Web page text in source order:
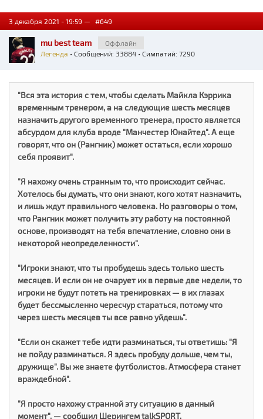
3 декабря 2021 - 19:59 — #649
mu best team
Оффлайн
Легенда • Сообщений: 33884 • Симпатий: 7290
"Вся эта история с тем, чтобы сделать Майкла Кэррика
временным тренером, а на следующие шесть месяцев
назначить другого временного тренера, просто является
абсурдом для клуба вроде "Манчестер Юнайтед". А еще
говорят, что он (Рангник) может остаться, если хорошо
себя проявит".
"Я нахожу очень странным то, что происходит сейчас.
Хотелось бы думать, что они знают, кого хотят назначить,
и лишь ждут правильного человека. Но разговоры о том,
что Рангник может получить эту работу на постоянной
основе, производят на тебя впечатление, словно они в
некоторой неопределенности".
"Игроки знают, что ты пробудешь здесь только шесть
месяцев. И если он не очарует их в первые две недели, то
игроки не будут потеть на тренировках — в их глазах
будет бессмысленно чересчур стараться, потому что
через шесть месяцев ты все равно уйдешь".
"Если он скажет тебе идти разминаться, ты ответишь: "Я
не пойду разминаться. Я здесь пробуду дольше, чем ты,
дружище". Вы же знаете футболистов. Атмосфера станет
враждебной".
"Я просто нахожу странной эту ситуацию в данный
момент", — сообщил Шерингем talkSPORT.